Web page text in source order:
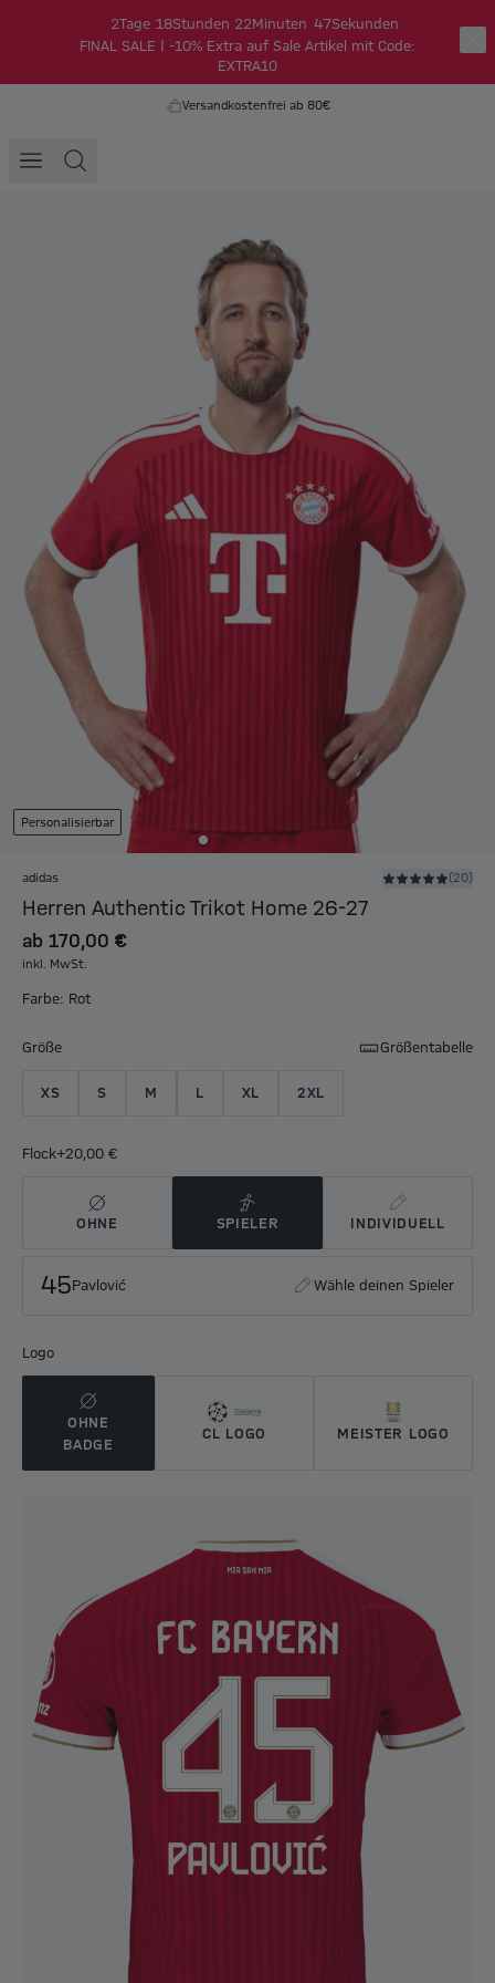
2Tage 18Stunden 22Minuten 47Sekunden
FINAL SALE | -10% Extra auf Sale Artikel mit Code:
EXTRA10
Versandkostenfrei ab 80€
Personalisierbar
adidas (20)
Herren Authentic Trikot Home 26-27
ab 170,00 €
inkl. MwSt.
Farbe: Rot
Größe Größentabelle
XS S M L XL 2XL
Flock+20,00 €
OHNE SPIELER INDIVIDUELL
45 Pavlović Wähle deinen Spieler
Logo
OHNE
BADGE
CL LOGO MEISTER LOGO